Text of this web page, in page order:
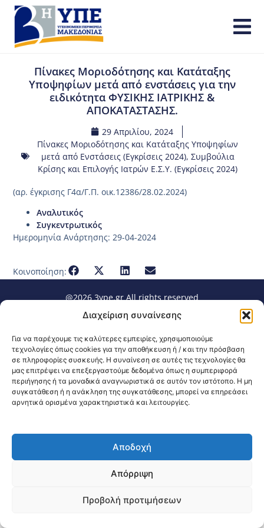
Διαχείριση συναίνεσης
Για να παρέχουμε τις καλύτερες εμπειρίες, χρησιμοποιούμε
τεχνολογίες όπως cookies για την αποθήκευση ή / και την πρόσβαση
σε πληροφορίες συσκευής. Η συναίνεση σε αυτές τις τεχνολογίες θα
μας επιτρέψει να επεξεργαστούμε δεδομένα όπως η συμπεριφορά
περιήγησης ή τα μοναδικά αναγνωριστικά σε αυτόν τον ιστότοπο. Η μη
συγκατάθεση ή η ανάκληση της συγκατάθεσης, μπορεί να επηρεάσει
αρνητικά ορισμένα χαρακτηριστικά και λειτουργίες.
Αποδοχή
Απόρριψη
Προβολή προτιμήσεων
Πίνακες Μοριοδότησης και Κατάταξης
Υποψηφίων μετά από ενστάσεις για την
ειδικότητα ΦΥΣΙΚΗΣ ΙΑΤΡΙΚΗΣ &
ΑΠΟΚΑΤΑΣΤΑΣΗΣ.
29 Απριλίου, 2024
Πίνακες Μοριοδότησης και Κατάταξης Υποψηφίων
μετά από Ενστάσεις (Εγκρίσεις 2024), Συμβούλια
Κρίσης και Επιλογής Ιατρών Ε.Σ.Υ. (Εγκρίσεις 2024)
(αρ. έγκρισης Γ4α/Γ.Π. οικ.12386/28.02.2024)
Αναλυτικός
Συγκεντρωτικός
Ημερομηνία Ανάρτησης: 29-04-2024
Κοινοποίηση:
@2026 3ype.gr All rights reserved
Πολιτική Προστασίας Δεδομένων
Θεσσαλονίκη, Ελλάδα Τηλ: +30 2311 226 200
email: 3ype@3ype.gr
Page Visits:
00014 Website Visits: 1590523